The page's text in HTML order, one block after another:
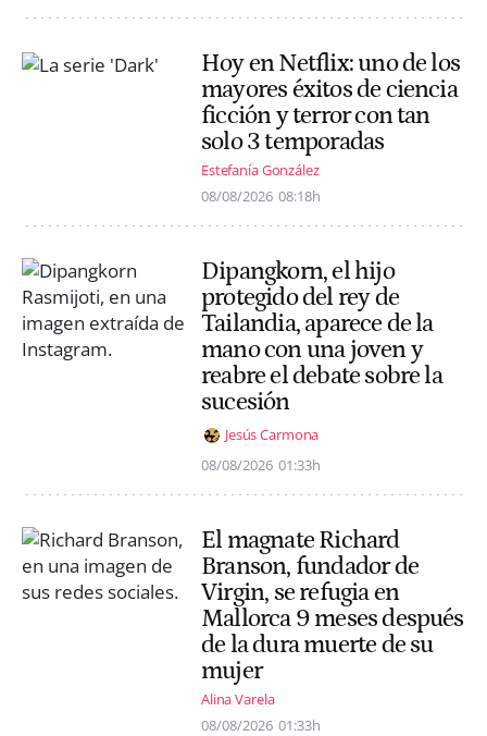
Hoy en Netflix: uno de los
mayores éxitos de ciencia
ficción y terror con tan
solo 3 temporadas
Estefanía González
08/08/2026 08:18h
Dipangkorn, el hijo
protegido del rey de
Tailandia, aparece de la
mano con una joven y
reabre el debate sobre la
sucesión
Jesús Carmona
08/08/2026 01:33h
El magnate Richard
Branson, fundador de
Virgin, se refugia en
Mallorca 9 meses después
de la dura muerte de su
mujer
Alina Varela
08/08/2026 01:33h